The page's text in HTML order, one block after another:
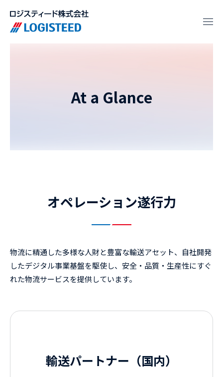
At a Glance
オペレーション遂行力
物流に精通した多様な人財と豊富な輸送アセット、自社開発
したデジタル事業基盤を駆使し、安全・品質・生産性にすぐ
れた物流サービスを提供しています。
輸送パートナー（国内）